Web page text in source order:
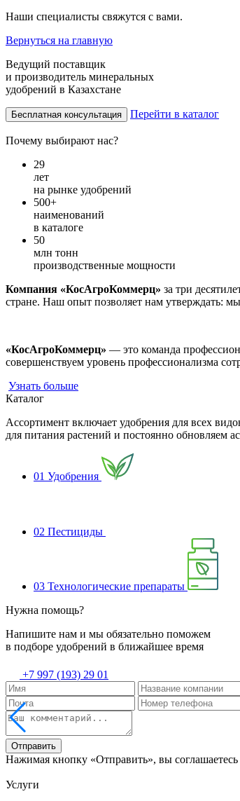
Наши специалисты свяжутся с вами.
Вернуться на главную
Ведущий поставщик
и производитель минеральных
удобрений в Казахстане
Бесплатная консультация Перейти в каталог
Почему выбирают нас?
29
лет
на рынке удобрений
500+
наименований
в каталоге
50
млн тонн
производственные мощности
Компания «КосАгроКоммерц» за три
стране. Наш опыт позволяет нам утверждать:
«КосАгроКоммерц» — это команда
совершенствуем уровень профессионализма
Узнать больше
Каталог
Ассортимент включает удобрения для всех
для питания растений и постоянно обновляем
01 Удобрения
02 Пестициды
03 Технологические препараты
Нужна помощь?
Напишите нам и мы обязательно поможем
в подборе удобрений в ближайшее время
+7 997 (193) 29 01
Отправить
Нажимая кнопку «Отправить», вы соглашаетесь
Услуги